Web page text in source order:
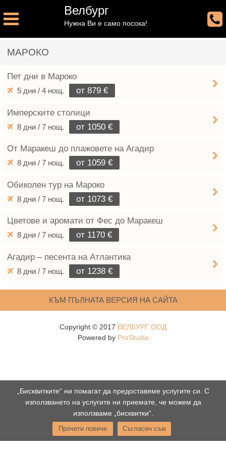
Велбург
Нужна Ви е само посока!
МАРОКО
Пет дни в Мароко
5 дни / 4 нощ. от 879 €
Имперските столици
8 дни / 7 нощ. от 1050 €
От Маракеш до плажовете на Агадир
8 дни / 7 нощ. от 1059 €
Обиколен тур на Мароко
8 дни / 7 нощ. от 1073 €
Цветове и аромати от Фес до Маракеш
8 дни / 7 нощ. от 1170 €
Агадир – песента на Атлантика
8 дни / 7 нощ. от 1238 €
КЪМ ПЪЛНАТА ВЕРСИЯ НА САЙТА
Copyright © 2017 ВЕЛБУРГ ООД
Powered by ProStudio
„Бисквитките“ ни помагат да предоставяме услугите си. С
използването на услугите ни приемате, че можем да
използваме „бисквитки“.
Прочети повече Съгласен съм